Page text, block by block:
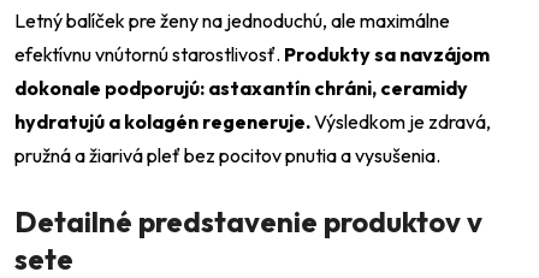
Letný balíček pre ženy na jednoduchú, ale maximálne
efektívnu vnútornú starostlivosť. Produkty sa navzájom
dokonale podporujú: astaxantín chráni, ceramidy
hydratujú a kolagén regeneruje.Výsledkom je zdravá,
pružná a žiarivá pleť bez pocitov pnutia a vysušenia.
Detailné predstavenie produktov v
sete